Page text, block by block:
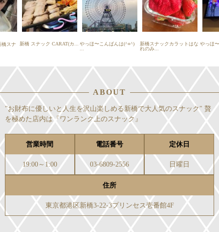
スナ 新橋 スナック CARAT(カ... やっほ〜こんばんは(^○^)
...
新橋スナックカラットはな
れのみ...
やっほ
ABOUT
"お財布に優しいと人生を沢山楽しめる新橋で大人気のスナック" 贅
を極めた店内は『ワンランク上のスナック』
営業時間
19:00～1:00
電話番号
03-6809-2556
定休日
日曜日
住所
東京都港区新橋3-22-3プリンセス壱番館4F